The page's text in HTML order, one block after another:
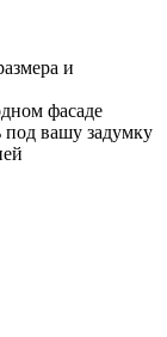
и
фасаде
вашу задумку